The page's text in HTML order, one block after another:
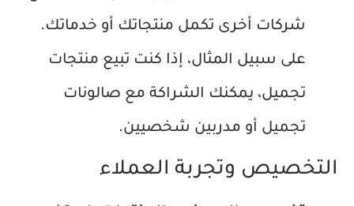
شركات أخرى تكمل منتجاتك أو خدماتك.
على سبيل المثال، إذا كنت تبيع منتجات
تجميل، يمكنك الشراكة مع صالونات
تجميل أو مدربين شخصيين.
التخصيص وتجربة العملاء